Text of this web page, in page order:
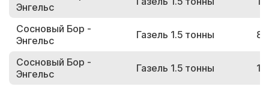
Энгельс
Сосновый Бор -
Энгельс
Газель 1.5 тонны
Сосновый Бор -
Энгельс
Газель 1.5 тонны